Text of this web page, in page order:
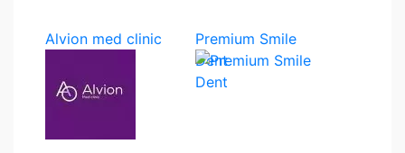
Alvion med clinic
Premium Smile
Dent